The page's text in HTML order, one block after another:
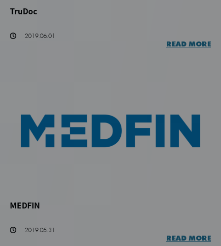
TruDoc
2019.06.01
READ MORE
MEDFIN
2019.05.31
READ MORE